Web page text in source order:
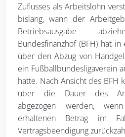
Zuflusses als Arbeitslohn
bislang, wann der
Betriebsausgabe
Bundesfinanzhof (BFH) hat
über den Abzug von
ein Fußballbundesligaverein
hatte. Nach Ansicht des BFH
über die Dauer des
abgezogen werden,
erhaltenen Betrag im
Vertragsbeendigung